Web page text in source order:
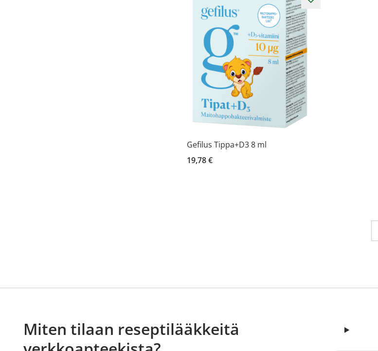
Gefilus Tippa+D3 8 ml
19,78 €
Miten tilaan reseptilääkkeitä